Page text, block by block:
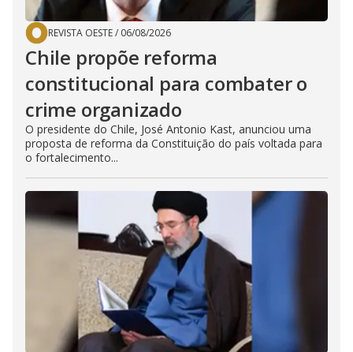
REVISTA OESTE/ 06/08/2026
Chile propõe reforma
constitucional para combater o
crime organizado
O presidente do Chile, José Antonio Kast, anunciou uma
proposta de reforma da Constituição do país voltada para
o fortalecimento...